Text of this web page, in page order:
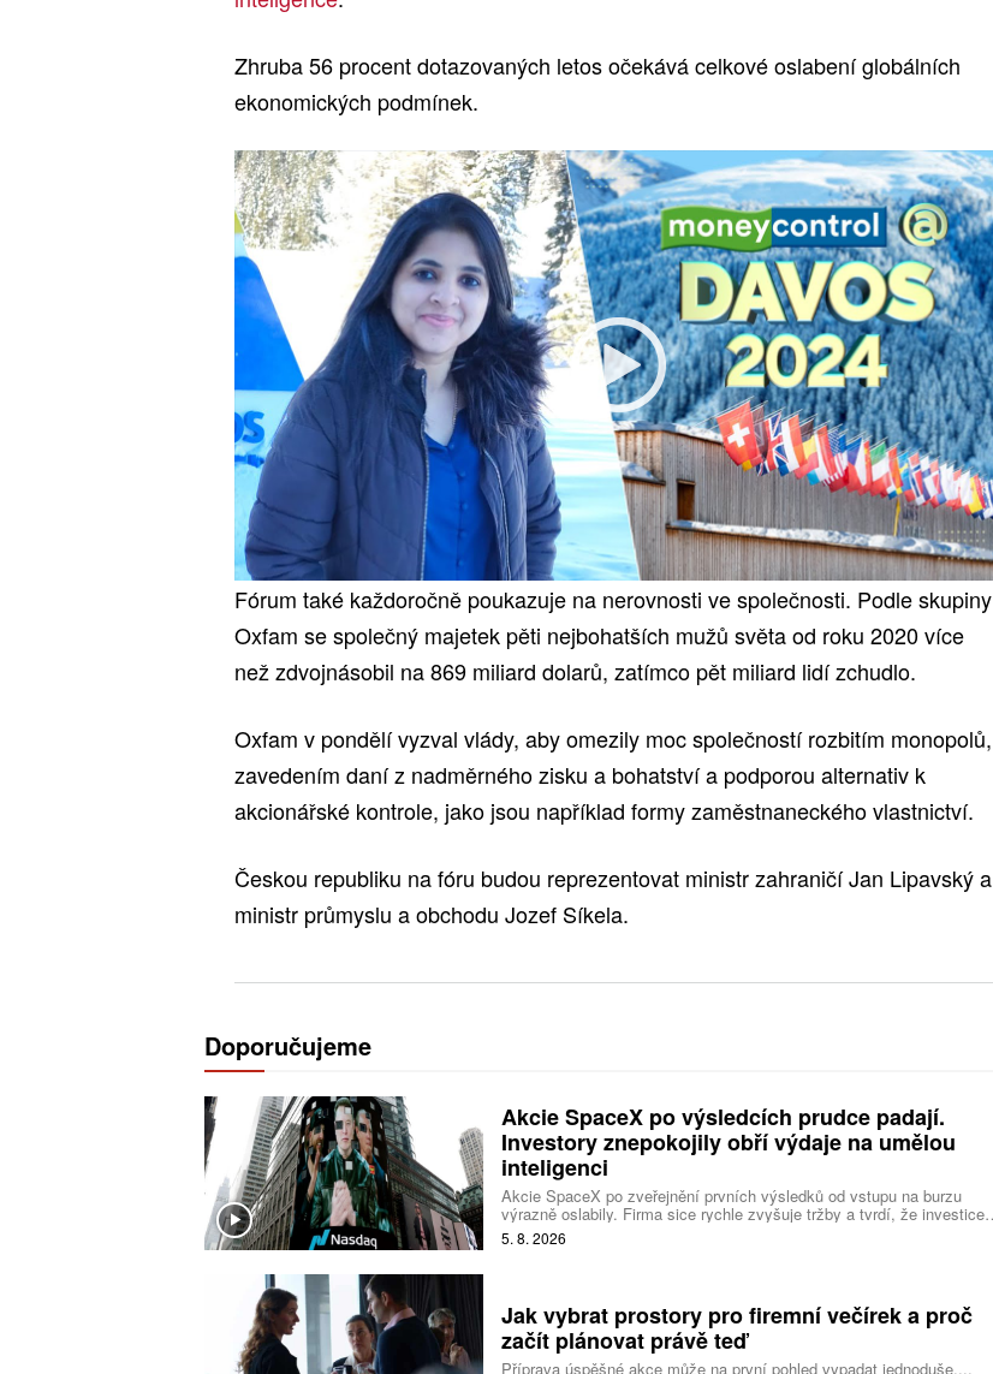
Zhruba 56 procent dotazovaných letos očekává celkové oslabení globálních
ekonomických podmínek.
Fórum také každoročně poukazuje na nerovnosti ve společnosti. Podle skupiny
Oxfam se společný majetek pěti nejbohatších mužů světa od roku 2020 více
než zdvojnásobil na 869 miliard dolarů, zatímco pět miliard lidí zchudlo.
Oxfam v pondělí vyzval vlády, aby omezily moc společností rozbitím monopolů,
zavedením daní z nadměrného zisku a bohatství a podporou alternativ k
akcionářské kontrole, jako jsou například formy zaměstnaneckého vlastnictví.
Českou republiku na fóru budou reprezentovat ministr zahraničí Jan Lipavský a
ministr průmyslu a obchodu Jozef Síkela.
Doporučujeme
Akcie SpaceX po výsledcích prudce padají.
Investory znepokojily obří výdaje na umělou
inteligenci
Akcie SpaceX po zveřejnění prvních výsledků od vstupu na burzu
výrazně oslabily. Firma sice rychle zvyšuje tržby a tvrdí, že investice
do umělé inteligence se vracejí mnohem rychleji než dříve, investoři ale
dál řeší, zda je tempo rekordních výdajů dlouhodobě udržitelné.
5. 8. 2026
Jak vybrat prostory pro firemní večírek a proč
začít plánovat právě teď
Příprava úspěšné akce může na první pohled vypadat jednoduše....